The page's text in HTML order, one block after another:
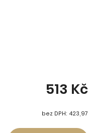
513 Kč
bez DPH: 423,97